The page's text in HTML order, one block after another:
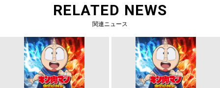
RELATED NEWS
関連ニュース